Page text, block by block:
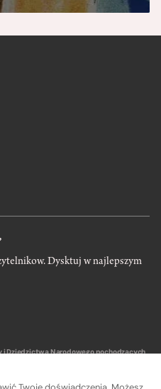
Dysktuj w najlepszym
i Dziedzictwa Narodowego pochodzących